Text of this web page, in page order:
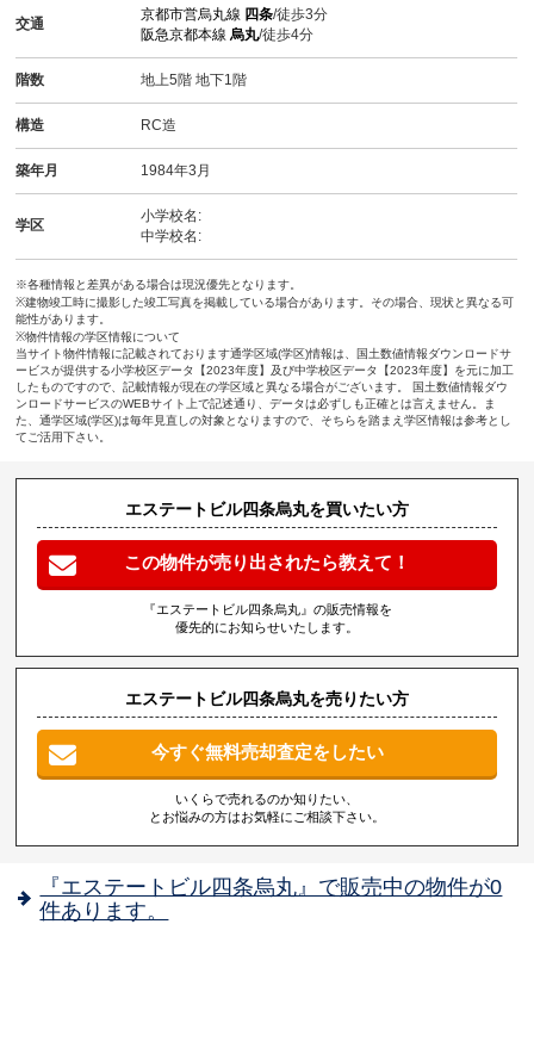
交通
京都市営烏丸線 四条/徒歩3分
阪急京都本線烏丸/徒歩4分
階数 地上5階 地下1階
構造 RC造
築年月 1984年3月
学区
小学校名:
中学校名:
※各種情報と差異がある場合は現況優先となります。
※建物竣工時に撮影した竣工写真を掲載している場合があります。その場合、現状と異なる可
能性があります。
※物件情報の学区情報について
当サイト物件情報に記載されております通学区域(学区)情報は、国土数値情報ダウンロードサ
ービスが提供する小学校区データ【2023年度】及び中学校区データ【2023年度】を元に加工
したものですので、記載情報が現在の学区域と異なる場合がございます。 国土数値情報ダウ
ンロードサービスのWEBサイト上で記述通り、データは必ずしも正確とは言えません。ま
た、通学区域(学区)は毎年見直しの対象となりますので、そちらを踏まえ学区情報は参考とし
てご活用下さい。
エステートビル四条烏丸を買いたい方
この物件が売り出されたら教えて！
『エステートビル四条烏丸』の販売情報を
優先的にお知らせいたします。
エステートビル四条烏丸を売りたい方
今すぐ無料売却査定をしたい
いくらで売れるのか知りたい、
とお悩みの方はお気軽にご相談下さい。
『エステートビル四条烏丸』で販売中の物件が0
件あります。